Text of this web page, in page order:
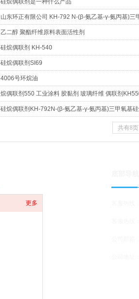
硅烷偶联剂是一种什么产品
山东环正有限公司 KH-792 N-(β-氨乙基-γ-氨丙基)三
乙二醇 聚酯纤维原料表面活性剂
硅烷偶联剂 KH-540
硅烷偶联剂SI69
4006号环烷油
烷偶联剂550 工业涂料 胶黏剂 玻璃纤维 偶联剂
硅烷偶联剂KH-792N-(β-氨乙基-γ-氨丙基)三甲氧基
共有8页
更多